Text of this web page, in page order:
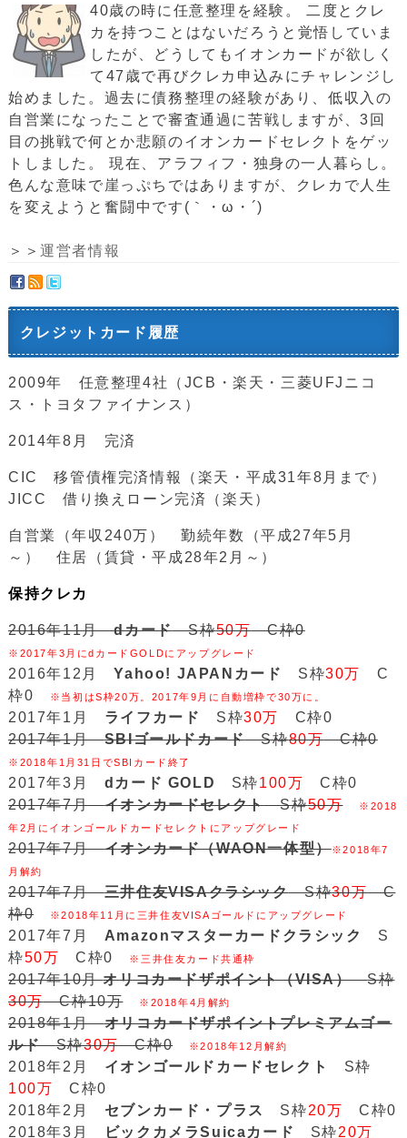
40歳の時に任意整理を経験。 二度とクレ
カを持つことはないだろうと覚悟していま
したが、どうしてもイオンカードが欲しく
て47歳で再びクレカ申込みにチャレンジし
始めました。過去に債務整理の経験があり、低収入の
自営業になったことで審査通過に苦戦しますが、3回
目の挑戦で何とか悲願のイオンカードセレクトをゲッ
トしました。 現在、アラフィフ・独身の一人暮らし。
色んな意味で崖っぷちではありますが、クレカで人生
を変えようと奮闘中です(｀・ω・´)ゞ
＞＞運営者情報
クレジットカード履歴
2009年 任意整理4社（JCB・楽天・三菱UFJニコ
ス・トヨタファイナンス）
2014年8月 完済
CIC 移管債権完済情報（楽天・平成31年8月まで）
JICC 借り換えローン完済（楽天）
自営業（年収240万） 勤続年数（平成27年5月
～） 住居（賃貸・平成28年2月～）
保持クレカ
2016年11月dカードS枠50万C枠0
※2017年3月にdカードGOLDにアップグレード
2016年12月Yahoo! JAPANカード S枠30万
C
枠0
※当初はS枠20万。2017年9月に自動増枠で30万に。
2017年1月 ライフカード S枠30万
C枠0
2017年1月SBIゴールドカードS枠80万C枠0
※2018年1月31日でSBIカード終了
2017年3月 dカード GOLD S枠100万 C枠0
2017年7月イオンカードセレクトS枠50万
※2018
年2月にイオンゴールドカードセレクトにアップグレード
2017年7月イオンカード（WAON一体型）※2018年7
月解約
2017年7月三井住友VISAクラシックS枠30万C
枠0
※2018年11月に三井住友VISAゴールドにアップグレード
2017年7月 Amazonマスターカードクラシック
S
枠50万 C枠0 ※三井住友カード共通枠
2017年10月オリコカードザポイント（VISA）S枠
30万C枠10万 ※2018年4月解約
2018年1月オリコカードザポイントプレミアムゴー
ルドS枠30万C枠0 ※2018年12月解約
2018年2月 イオンゴールドカードセレクト
S枠
100万 C枠0
2018年2月 セブンカード・プラス S枠20万 C枠0
2018年3月
ビックカメラSuicaカード S枠20万